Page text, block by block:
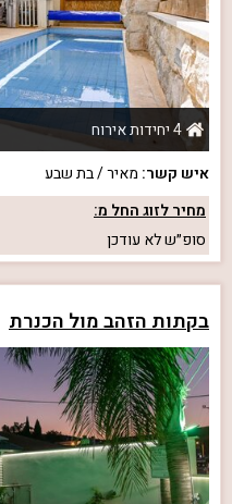
4 יחידות אירוח
איש קשר: מאיר / בת שבע
מחיר לזוג החל מ:
סופ״שלא עודכן
בקתות הזהב מול הכנרת